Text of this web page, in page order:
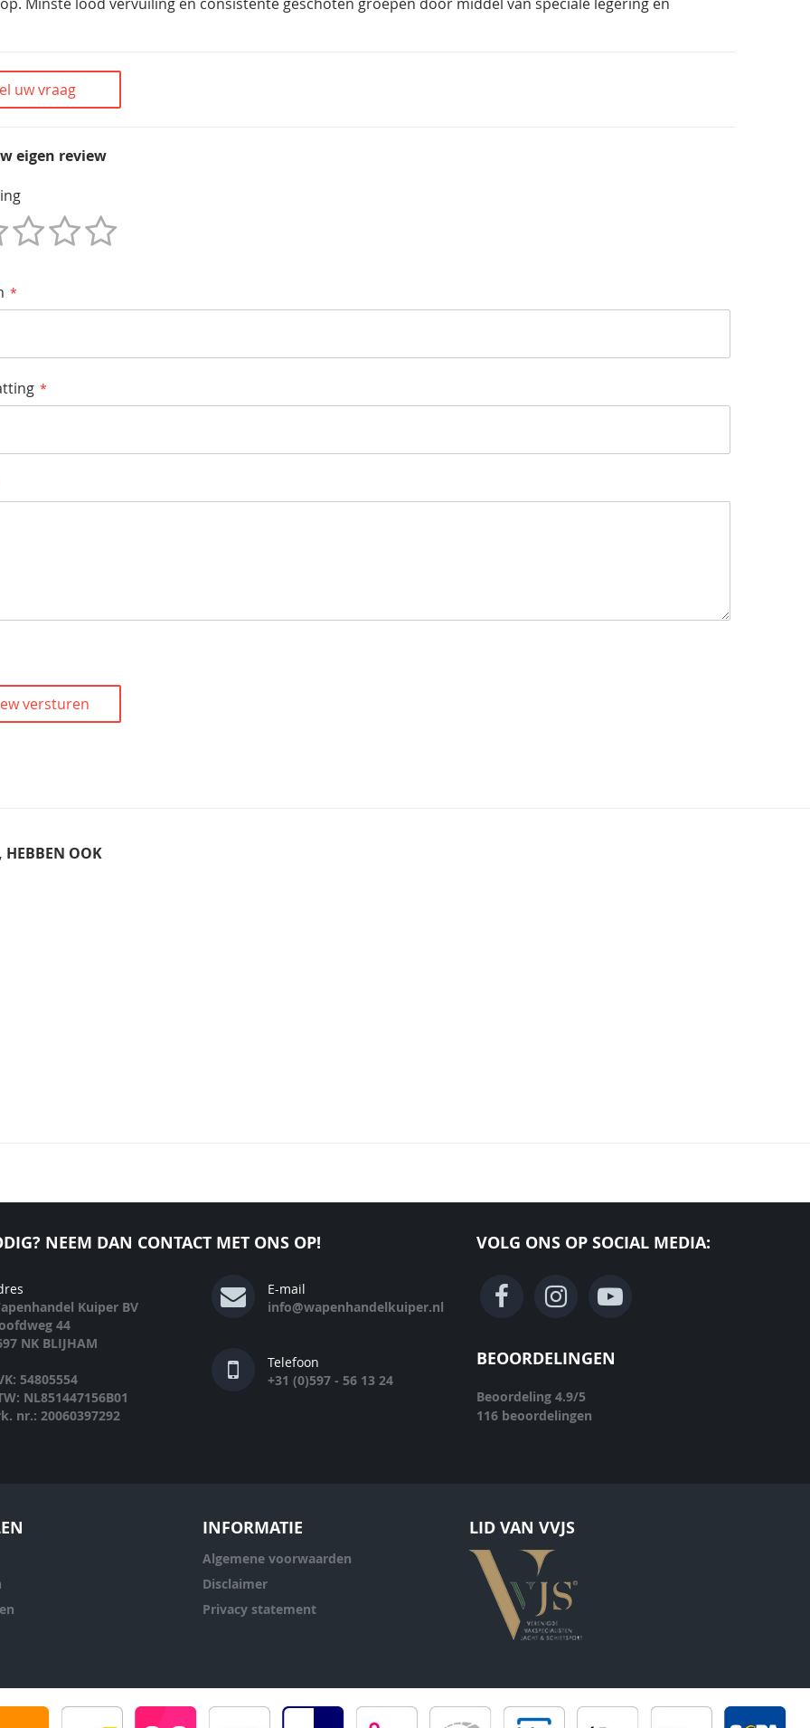
uw vraag
eigen review
versturen
HEBBEN OOK
NEEM DAN CONTACT MET ONS OP!
Kuiper BV
44
NK BLIJHAM
54805554
NL851447156B01
nr.: 20060397292
E-mail
info@wapenhandelkuiper.nl
Telefoon
+31 (0)597 - 56 13 24
VOLG ONS OP SOCIAL MEDIA:
BEOORDELINGEN
Beoordeling 4.9/5
116 beoordelingen
INFORMATIE
Algemene voorwaarden
Disclaimer
Privacy statement
LID VAN VVJS